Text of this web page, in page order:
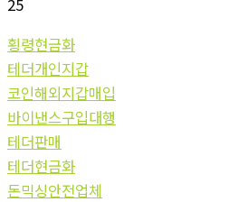
25
횡령현금화
테더개인지갑
코인해외지갑매입
바이낸스구입대행
테더판매
테더현금화
돈믹싱안전업체